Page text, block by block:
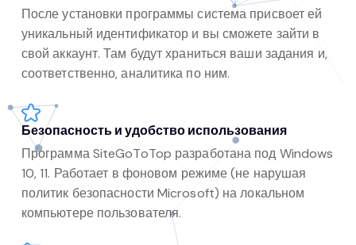
После установки программы система присвоет ей
уникальный идентификатор и вы сможете зайти в
свой аккаунт. Там будут храниться ваши задания и,
соответственно, аналитика по ним.
Безопасность и удобство использования
Программа SiteGoToTop разработана под Windows
10, 11. Работает в фоновом режиме (не нарушая
политик безопасности Microsoft) на локальном
компьютере пользователя.